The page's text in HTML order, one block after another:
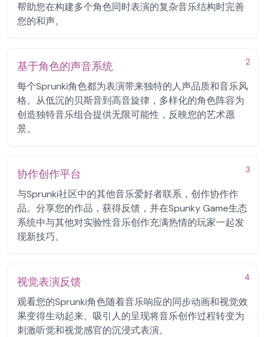
帮助您在构建多个角色同时表演的复杂音乐结构时完善
您的和声。
2
基于角色的声音系统
每个Sprunki角色都为表演带来独特的人声品质和音乐风
格。从低沉的贝斯音到高音旋律，多样化的角色阵容为
创造独特音乐组合提供无限可能性，反映您的艺术愿
景。
3
协作创作平台
与Sprunki社区中的其他音乐爱好者联系，创作协作作
品。分享您的作品，获得反馈，并在Spunky Game生态
系统中与其他对实验性音乐创作充满热情的玩家一起发
现新技巧。
4
视觉表演反馈
观看您的Sprunki角色随着音乐响应的同步动画和视觉效
果变得生动起来。吸引人的呈现将音乐创作过程转变为
刺激听觉和视觉感官的沉浸式表演。